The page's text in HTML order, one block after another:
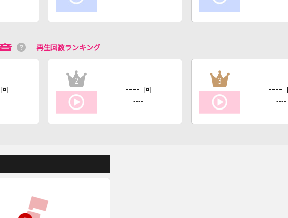
再生回数ランキング
回
2
---- 回
----
3
----
----